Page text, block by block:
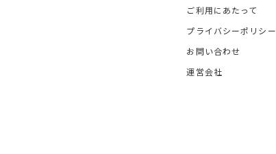
ご利用にあたって
プライバシーポリシー
お問い合わせ
運営会社